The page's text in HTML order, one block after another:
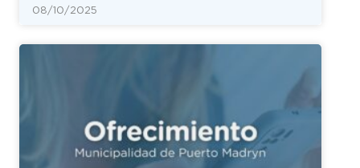
08/10/2025